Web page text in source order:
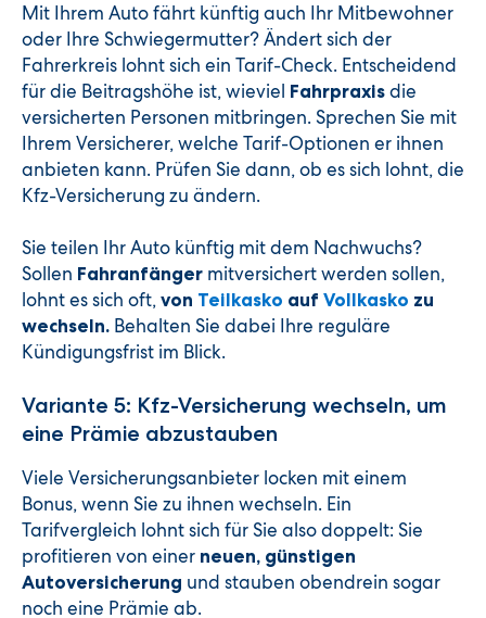
Mit Ihrem Auto fährt künftig auch Ihr Mitbewohner
oder Ihre Schwiegermutter? Ändert sich der
Fahrerkreis lohnt sich ein Tarif-Check. Entscheidend
für die Beitragshöhe ist, wieviel Fahrpraxis die
versicherten Personen mitbringen. Sprechen Sie mit
Ihrem Versicherer, welche Tarif-Optionen er ihnen
anbieten kann. Prüfen Sie dann, ob es sich lohnt, die
Kfz-Versicherung zu ändern.
Sie teilen Ihr Auto künftig mit dem Nachwuchs?
Sollen Fahranfänger mitversichert werden sollen,
lohnt es sich oft, von Teilkasko auf Vollkasko zu
wechseln. Behalten Sie dabei Ihre reguläre
Kündigungsfrist im Blick.
Variante 5: Kfz-Versicherung wechseln, um
eine Prämie abzustauben
Viele Versicherungsanbieter locken mit einem
Bonus, wenn Sie zu ihnen wechseln. Ein
Tarifvergleich lohnt sich für Sie also doppelt: Sie
profitieren von einer neuen, günstigen
Autoversicherung und stauben obendrein sogar
noch eine Prämie ab.